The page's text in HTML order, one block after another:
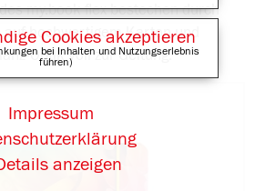
my.book flex bestechen durch
auf hochwertigem Karton und
Optik voll zur Geltung.
Cookies akzeptieren
bei Inhalten und Nutzungserlebnis
führen)
anzeigen
Impressum